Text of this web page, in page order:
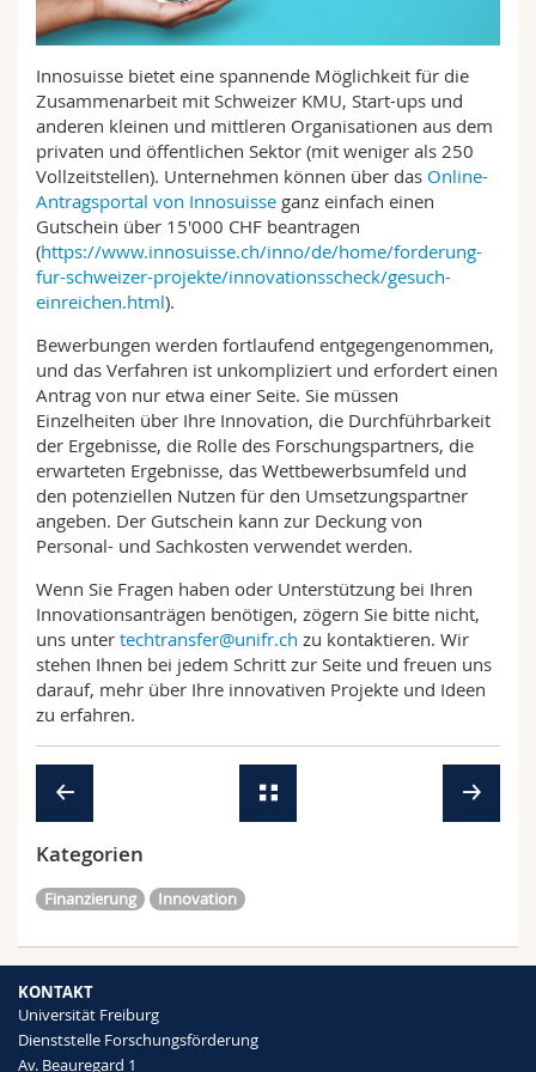
Math.-Nat. und Med. Fak.
Interfakultär
Mitarbeitende
Doktorierende
Webmail
Vorlesungsverzeichnis
MyUnifr
Innosuisse bietet eine spannende Möglichkeit für die
Zusammenarbeit mit Schweizer KMU, Start-ups und
anderen kleinen und mittleren Organisationen aus dem
privaten und öffentlichen Sektor (mit weniger als 250
Vollzeitstellen). Unternehmen können über das Online-
Antragsportal von Innosuisse ganz einfach einen
Gutschein über 15'000 CHF beantragen
(https://www.innosuisse.ch/inno/de/home/forderung-
fur-schweizer-projekte/innovationsscheck/gesuch-
einreichen.html).
Bewerbungen werden fortlaufend entgegengenommen,
und das Verfahren ist unkompliziert und erfordert einen
Antrag von nur etwa einer Seite. Sie müssen
Einzelheiten über Ihre Innovation, die Durchführbarkeit
der Ergebnisse, die Rolle des Forschungspartners, die
erwarteten Ergebnisse, das Wettbewerbsumfeld und
den potenziellen Nutzen für den Umsetzungspartner
angeben. Der Gutschein kann zur Deckung von
Personal- und Sachkosten verwendet werden.
Wenn Sie Fragen haben oder Unterstützung bei Ihren
Innovationsanträgen benötigen, zögern Sie bitte nicht,
uns unter techtransfer@unifr.ch zu kontaktieren. Wir
stehen Ihnen bei jedem Schritt zur Seite und freuen uns
darauf, mehr über Ihre innovativen Projekte und Ideen
zu erfahren.
Kategorien
Finanzierung Innovation
KONTAKT
Universität Freiburg
Dienststelle Forschungsförderung
Av. Beauregard 1